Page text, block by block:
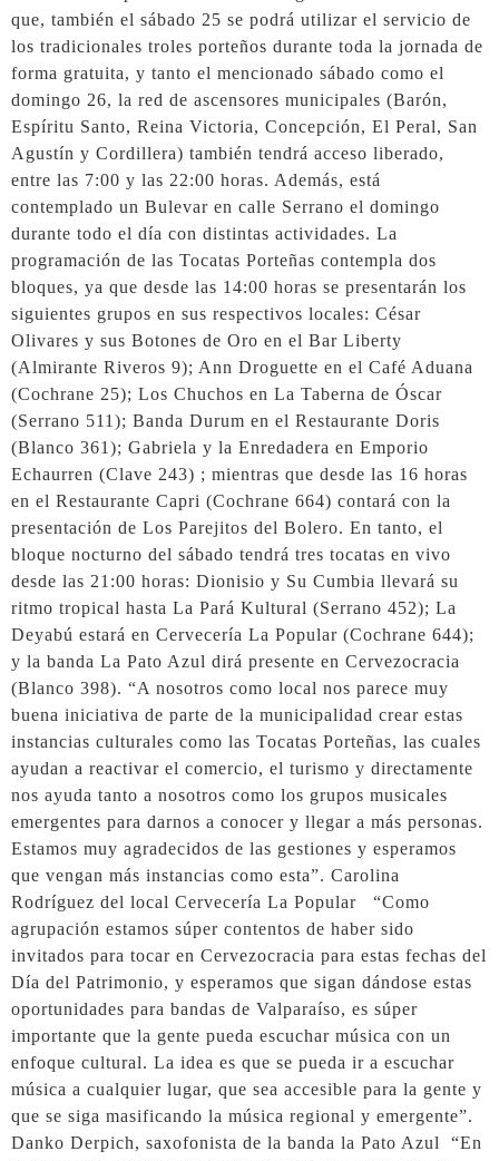
que, también el sábado 25 se podrá utilizar el servicio de
los tradicionales troles porteños durante toda la jornada de
forma gratuita, y tanto el mencionado sábado como el
domingo 26, la red de ascensores municipales (Barón,
Espíritu Santo, Reina Victoria, Concepción, El Peral, San
Agustín y Cordillera) también tendrá acceso liberado,
entre las 7:00 y las 22:00 horas. Además, está
contemplado un Bulevar en calle Serrano el domingo
durante todo el día con distintas actividades. La
programación de las Tocatas Porteñas contempla dos
bloques, ya que desde las 14:00 horas se presentarán los
siguientes grupos en sus respectivos locales: César
Olivares y sus Botones de Oro en el Bar Liberty
(Almirante Riveros 9); Ann Droguette en el Café Aduana
(Cochrane 25); Los Chuchos en La Taberna de Óscar
(Serrano 511); Banda Durum en el Restaurante Doris
(Blanco 361); Gabriela y la Enredadera en Emporio
Echaurren (Clave 243) ; mientras que desde las 16 horas
en el Restaurante Capri (Cochrane 664) contará con la
presentación de Los Parejitos del Bolero. En tanto, el
bloque nocturno del sábado tendrá tres tocatas en vivo
desde las 21:00 horas: Dionisio y Su Cumbia llevará su
ritmo tropical hasta La Pará Kultural (Serrano 452); La
Deyabú estará en Cervecería La Popular (Cochrane 644);
y la banda La Pato Azul dirá presente en Cervezocracia
(Blanco 398). “A nosotros como local nos parece muy
buena iniciativa de parte de la municipalidad crear estas
instancias culturales como las Tocatas Porteñas, las cuales
ayudan a reactivar el comercio, el turismo y directamente
nos ayuda tanto a nosotros como los grupos musicales
emergentes para darnos a conocer y llegar a más personas.
Estamos muy agradecidos de las gestiones y esperamos
que vengan más instancias como esta”. Carolina
Rodríguez del local Cervecería La Popular “Como
agrupación estamos súper contentos de haber sido
invitados para tocar en Cervezocracia para estas fechas del
Día del Patrimonio, y esperamos que sigan dándose estas
oportunidades para bandas de Valparaíso, es súper
importante que la gente pueda escuchar música con un
enfoque cultural. La idea es que se pueda ir a escuchar
música a cualquier lugar, que sea accesible para la gente y
que se siga masificando la música regional y emergente”.
Danko Derpich, saxofonista de la banda la Pato Azul “En